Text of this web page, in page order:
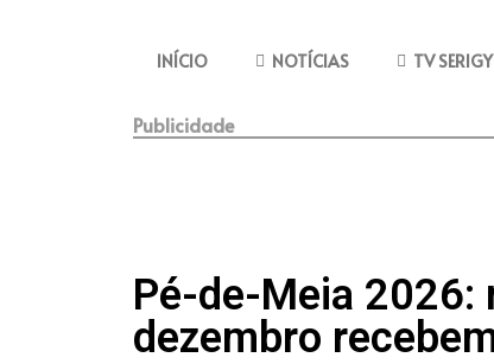
INÍCIO NOTÍCIAS TV SERIGY
Publicidade
Pé-de-Meia 2026:
dezembro